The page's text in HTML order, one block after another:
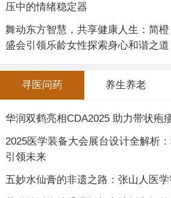
压中的情绪稳定器
舞动东方智慧，共享健康人生：简
盛会引领乐龄女性探索身心和谐之道
寻医问药 养生养老
华润双鹤亮相CDA2025 助力带状疱
2025医学装备大会展台设计全解析
引领未来
五妙水仙膏的非遗之路：张山人医